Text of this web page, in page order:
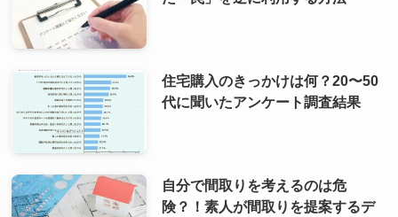
住宅購入のきっかけは何？20〜50
代に聞いたアンケート調査結果
自分で間取りを考えるのは危
険？！素人が間取りを提案するデ